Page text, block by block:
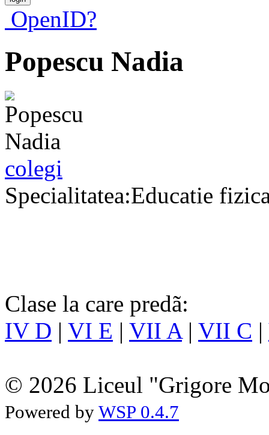
OpenID?
Popescu Nadia
colegi
Specialitatea:Educatie
Clase la care predã:
IV D | VI E | VII A | VII C |
© 2026 Liceul "Grigore
Powered by WSP 0.4.7